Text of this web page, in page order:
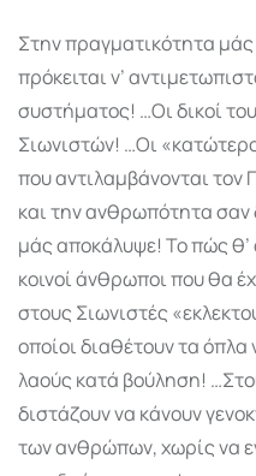
Στην πραγματικότητα
πρόκειται ν’
συστήματος! …Οι δικοί
Σιωνιστών! …Οι
που αντιλαμβάνονται τον
και την ανθρωπότητα
μάς αποκάλυψε! Το πώς θ’
κοινοί άνθρωποι που θα
στους Σιωνιστές
οποίοι διαθέτουν τα
λαούς κατά βού­λη­ση!
διστάζουν να κάνουν
των ανθρώπων, χωρίς να